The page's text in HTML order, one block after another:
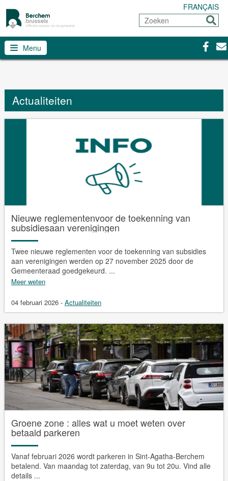
FRANÇAIS
Zoeken
Sturen
Menu
Actualiteiten
Nieuwe reglementenvoor de toekenning van
subsidiesaan verenigingen
Twee nieuwe reglementen voor de toekenning van subsidies
aan verenigingen werden op 27 november 2025 door de
Gemeenteraad goedgekeurd. ...
Meer weten
04 februari 2026 - Actualiteiten
Groene zone : alles wat u moet weten over
betaald parkeren
Vanaf februari 2026 wordt parkeren in Sint-Agatha-Berchem
betalend. Van maandag tot zaterdag, van 9u tot 20u. Vind alle
details ...